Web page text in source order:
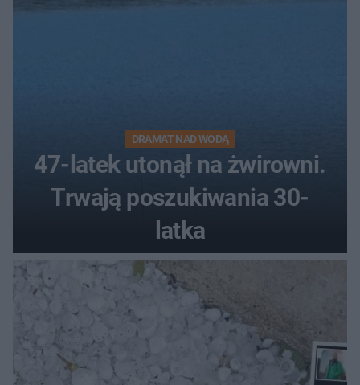
DRAMAT NAD WODĄ
47-latek utonął na żwirowni.
Trwają poszukiwania 30-
latka